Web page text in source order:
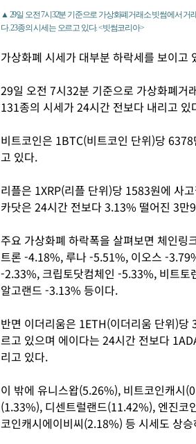
▲ 29일 오전 7시32분 기준으로 가상화폐거래소 빗썸에서 거
다. 23종의 시세는 오르고 있다. <빗썸코리아>
가상화폐 시세가 대부분 하락세를 보이고
29일 오전 7시32분 기준으로 가상화폐거
131종의 시세가 24시간 전보다 내리고
비트코인은 1BTC(비트코인 단위)당
고 있다.
리플은 1XRP(리플 단위)당 1583원에 사
카닷은 24시간 전보다 3.13% 떨어진 3만
주요 가상화폐 하락폭을 살펴보면 체인
트론 -4.18%, 루나 -5.51%, 이오스 -
-2.33%, 크립토닷컴체인 -5.33%, 비트
알고랜드 -3.13% 등이다.
반면 이더리움은 1ETH(이더리움 단위)
르고 있으며 에이다는 24시간 전보다
리고 있다.
이 밖에 유니스왑(5.26%), 비트코인캐시
(1.33%), 디센트럴랜드(11.42%), 엔진
코인캐시에이비씨(2.18%) 등 시세도 상